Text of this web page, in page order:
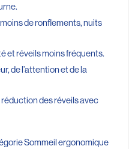
de ronflements, nuits
et réveils moins fréquents.
de l’attention et de la
des réveils avec
Sommeil ergonomique